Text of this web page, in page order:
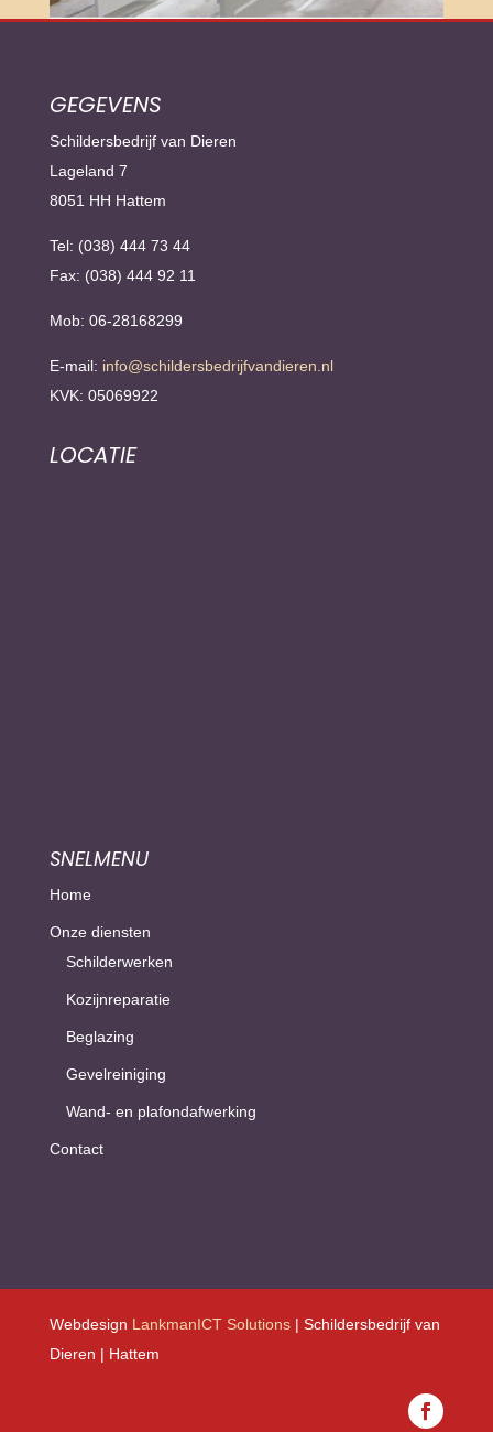
GEGEVENS
Schildersbedrijf van Dieren
Lageland 7
8051 HH Hattem
Tel: (038) 444 73 44
Fax: (038) 444 92 11
Mob: 06-28168299
E-mail: info@schildersbedrijfvandieren.nl
KVK: 05069922
LOCATIE
SNELMENU
Home
Onze diensten
Schilderwerken
Kozijnreparatie
Beglazing
Gevelreiniging
Wand- en plafondafwerking
Contact
Webdesign LankmanICT Solutions| Schildersbedrijf van
Dieren | Hattem